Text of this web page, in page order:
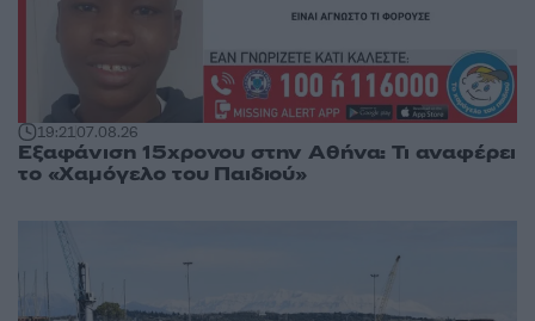
19:2107.08.26
Εξαφάνιση 15χρονου στην Αθήνα: Τι αναφέρει
το «Χαμόγελο του Παιδιού»